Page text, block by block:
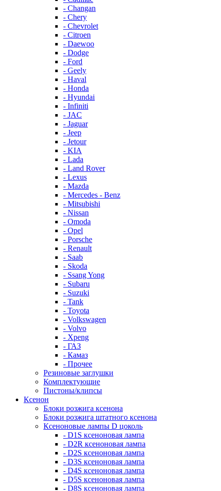
- Changan
- Chery
- Chevrolet
- Citroen
- Daewoo
- Dodge
- Ford
- Geely
- Haval
- Honda
- Hyundai
- Infiniti
- JAC
- Jaguar
- Jeep
- Jetour
- KIA
- Lada
- Land Rover
- Lexus
- Mazda
- Mercedes - Benz
- Mitsubishi
- Nissan
- Omoda
- Opel
- Porsche
- Renault
- Saab
- Skoda
- Ssang Yong
- Subaru
- Suzuki
- Tank
- Toyota
- Volkswagen
- Volvo
- Xpeng
- ГАЗ
- Камаз
- Прочее
Резиновые заглушки
Комплектующие
Пистоны/клипсы
Ксенон
Блоки розжига ксенона
Блоки розжига штатного ксенона
Ксеноновые лампы D цоколь
- D1S ксеноновая лампа
- D2R ксеноновая лампа
- D2S ксеноновая лампа
- D3S ксеноновая лампа
- D4S ксеноновая лампа
- D5S ксеноновая лампа
- D8S ксеноновая лампа